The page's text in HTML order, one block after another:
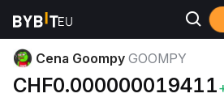
Ceny kryptowalut Cena Goompy GOOMPY
Cena Goompy GOOMPY
CHF0.000000019411